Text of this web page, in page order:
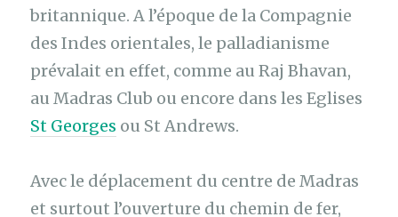
britannique. A l’époque de la Compagnie
des Indes orientales, le palladianisme
prévalait en effet, comme au Raj Bhavan,
au Madras Club ou encore dans les Eglises
St Georges ou St Andrews.
Avec le déplacement du centre de Madras
et surtout l’ouverture du chemin de fer,